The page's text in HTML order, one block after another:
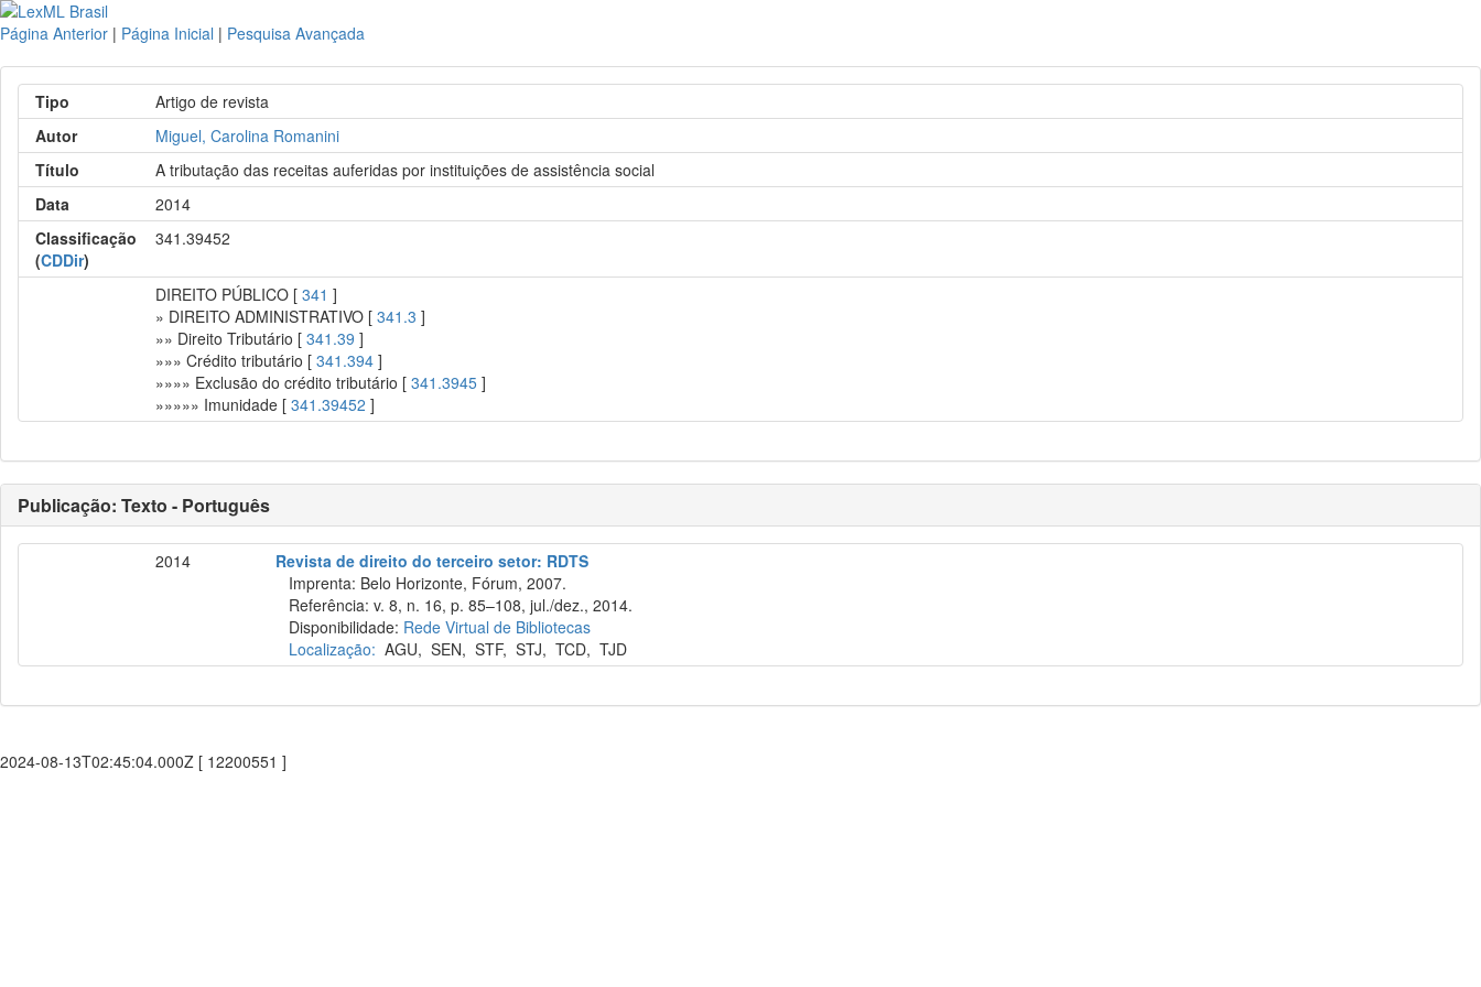
Página Anterior | Página Inicial | Pesquisa Avançada
Tipo
Artigo de revista
Autor
Miguel, Carolina Romanini
Título
A tributação das receitas auferidas por instituições de assistência social
Data
2014
Classificação
(CDDir)
341.39452
DIREITO PÚBLICO [341 ]
» DIREITO ADMINISTRATIVO [341.3 ]
»» Direito Tributário [341.39 ]
»»» Crédito tributário [341.394 ]
»»»» Exclusão do crédito tributário [341.3945 ]
»»»»» Imunidade [341.39452 ]
Publicação: Texto - Português
2014
Revista de direito do terceiro setor: RDTS
Imprenta: Belo Horizonte, Fórum, 2007.
Referência: v. 8, n. 16, p. 85–108, jul./dez., 2014.
Disponibilidade: Rede Virtual de Bibliotecas
Localização: AGU,SEN,STF,STJ,TCD,TJD
2024-08-13T02:45:04.000Z [ 12200551 ]